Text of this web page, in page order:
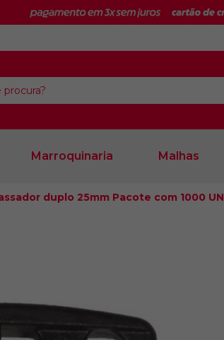
Marroquinaria Malhas
duplo 25mm Pacote com 1000 UN